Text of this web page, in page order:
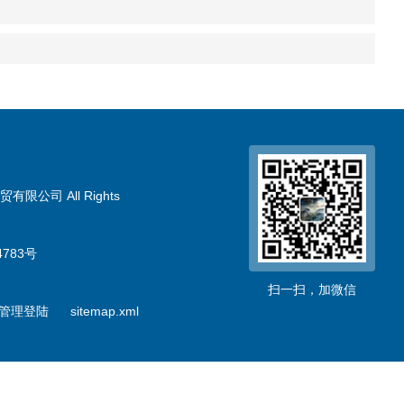
有限公司 All Rights
号
理登陆 sitemap.xml
扫一扫，加微信